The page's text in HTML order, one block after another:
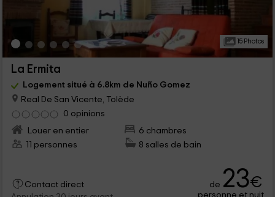
15 Photos
La Ermita
Logement situé à 6.8km de Nuño Gomez
Real De San Vicente, Tolède
0 opinions
Louer en entier
6 chambres
11 personnes
8 salles de bain
Contact direct
de 23€
personne et nuit